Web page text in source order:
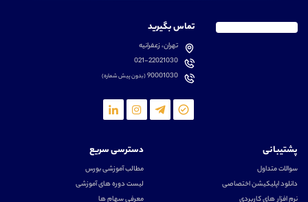
تماس بگیرید
تهران، زعفرانیه
021-22021030
90001030(بدون پیش شماره)
پشتیبانی
سوالات متداول
دانلود اپلیکیشن اختصاصی
نرم افزار های کاربردی
دسترسی سریع
مطالب آموزشی بورس
لیست دوره های آموزشی
معرفی سهام ها